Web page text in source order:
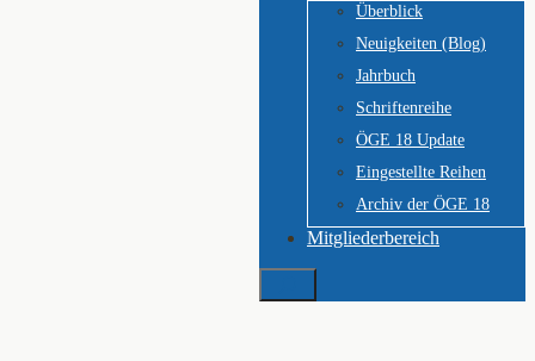
Überblick
Neuigkeiten (Blog)
Jahrbuch
Schriftenreihe
ÖGE 18 Update
Eingestellte Reihen
Archiv der ÖGE 18
Mitgliederbereich
Suchen